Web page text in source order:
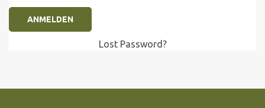
Lost Password?